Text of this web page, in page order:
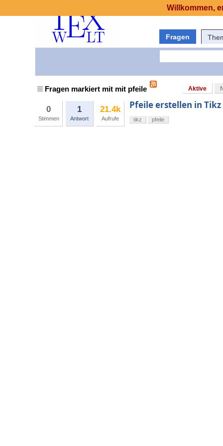
Fragen
Fragen markiert mit mit pfeile Aktive
0
Stimmen
1
Antwort
21.4k
Aufrufe
Pfeile erstellen in Tikz
tikz pfeile
Willkommen,